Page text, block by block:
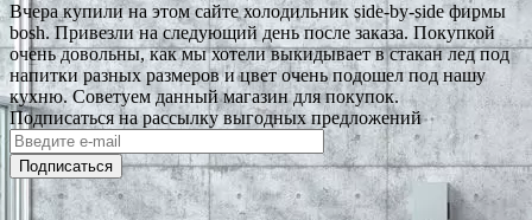
Вчера купили на этом сайте холодильник side-by-side фирмы
bosh. Привезли на следующий день после заказа. Покупкой
очень довольны, как мы хотели выкидывает в стакан лед под
напитки разных размеров и цвет очень подошел под нашу
кухню. Советуем данный магазин для покупок.
Подписаться на рассылку выгодных предложений
Подписаться